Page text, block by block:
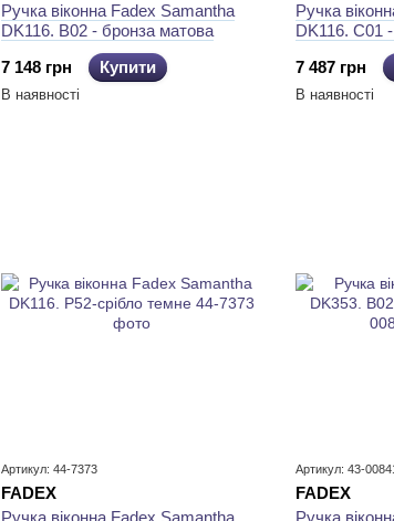
Ручка віконна Fadex Samantha
DK116. B02 - бронза матова
7 148 грн
Купити
В наявності
Ручка
DK116. C01
7 487 грн
В наявності
Артикул: 44-7373
FADEX
Ручка віконна Fadex Samantha
Артикул: 43-
FADEX
Ручка